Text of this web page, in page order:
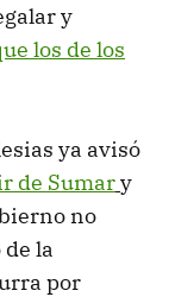
y
los de los
ya avisó
de Sumary
no
la
por